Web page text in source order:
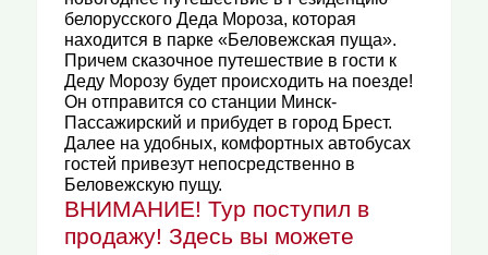
белорусского Деда Мороза, которая
находится в парке «Беловежская пуща».
Причем сказочное путешествие в гости к
Деду Морозу будет происходить на поезде!
Он отправится со станции Минск-
Пассажирский и прибудет в город Брест.
Далее на удобных, комфортных автобусах
гостей привезут непосредственно в
Беловежскую пущу.
ВНИМАНИЕ! Тур поступил в
продажу! Здесь вы можете